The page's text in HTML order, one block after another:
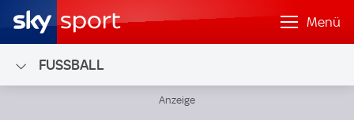
Menü
FUSSBALL